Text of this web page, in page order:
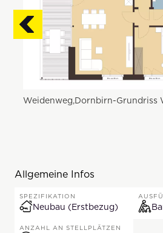
Weidenweg,Dornbirn-Grundriss
Allgemeine Infos
SPEZIFIKATION
Neubau (Erstbezug)
ANZAHL AN STELLPLÄTZEN